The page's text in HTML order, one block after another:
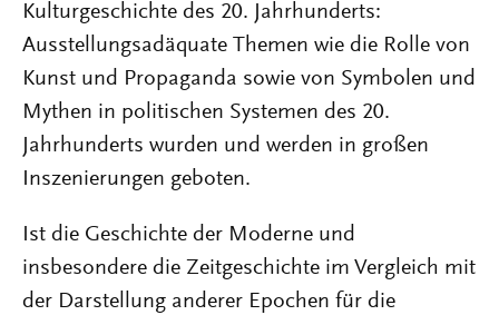
Kulturgeschichte des 20. Jahrhunderts:
Ausstellungsadäquate Themen wie die Rolle von
Kunst und Propaganda sowie von Symbolen und
Mythen in politischen Systemen des 20.
Jahrhunderts wurden und werden in großen
Inszenierungen geboten.
Ist die Geschichte der Moderne und
insbesondere die Zeitgeschichte im Vergleich mit
der Darstellung anderer Epochen für die